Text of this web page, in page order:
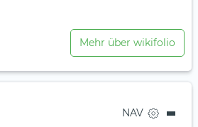
Mehr über wikifolio
NAV